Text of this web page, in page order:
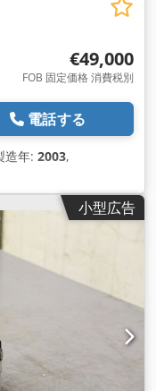
€49,000
FOB 固定価格 消費税別
電話する
造年: 2003,
小型広告